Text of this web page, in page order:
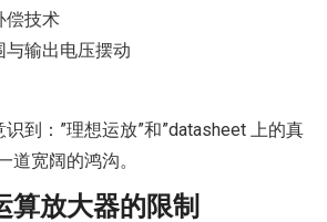
偿技术
与输出电压摆动
到：”理想运放”和”datasheet 上的真
道宽阔的鸿沟。
算放大器的限制